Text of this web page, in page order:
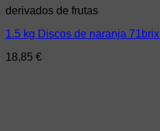
derivados de frutas
1.5 kg Discos de naranja 71brix
18,85 €